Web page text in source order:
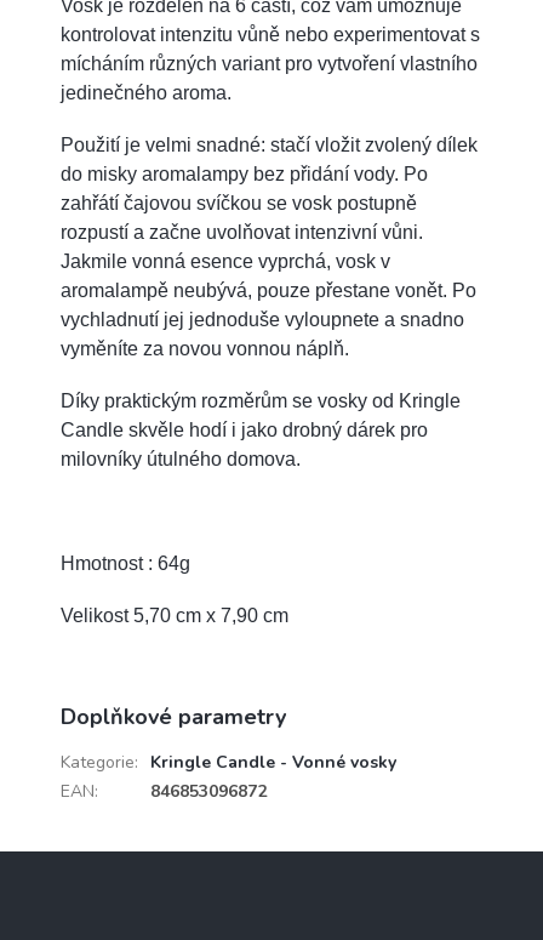
Vosk je rozdělen na 6 částí, což vám umožňuje
kontrolovat intenzitu vůně nebo experimentovat s
mícháním různých variant pro vytvoření vlastního
jedinečného aroma.
Použití je velmi snadné: stačí vložit zvolený dílek
do misky aromalampy bez přidání vody. Po
zahřátí čajovou svíčkou se vosk postupně
rozpustí a začne uvolňovat intenzivní vůni.
Jakmile vonná esence vyprchá, vosk v
aromalampě neubývá, pouze přestane vonět. Po
vychladnutí jej jednoduše vyloupnete a snadno
vyměníte za novou vonnou náplň.
Díky praktickým rozměrům se vosky od Kringle
Candle skvěle hodí i jako drobný dárek pro
milovníky útulného domova.
Hmotnost : 64g
Velikost 5,70 cm x 7,90 cm
Doplňkové parametry
Kategorie:
Kringle Candle - Vonné vosky
EAN: 846853096872